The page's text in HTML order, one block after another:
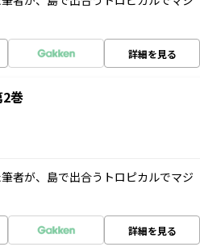
詳細を見る
巻
者が、島で出合うトロピカルでマジ
詳細を見る